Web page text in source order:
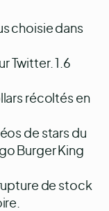
choisie dans
Twitter. 1.6
récoltés en
de stars du
Burger King
de stock